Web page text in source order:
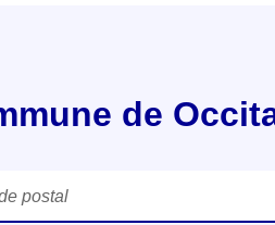
de